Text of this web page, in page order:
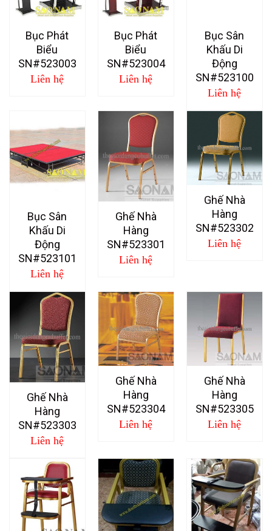
Bục Phát
Biểu
SN#523003
Liên hệ
Bục Phát
Biểu
SN#523004
Liên hệ
Bục Sân
Khấu Di
Động
SN#523100
Liên hệ
Bục Sân
Khấu Di
Động
SN#523101
Liên hệ
Ghế Nhà
Hàng
SN#523301
Liên hệ
Ghế Nhà
Hàng
SN#523302
Liên hệ
Ghế Nhà
Hàng
SN#523303
Liên hệ
Ghế Nhà
Hàng
SN#523304
Liên hệ
Ghế Nhà
Hàng
SN#523305
Liên hệ